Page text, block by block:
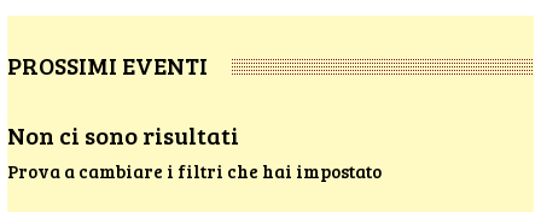
PROSSIMI EVENTI
Non ci sono risultati
Prova a cambiare i filtri che hai impostato